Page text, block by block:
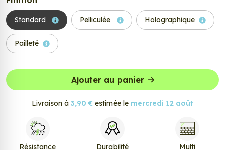
Standard Pelliculée Holographique
Pailleté
Ajouter au panier
Livraison à 3,90 € estimée le mercredi 12 août
Résistance
Durabilité
Multi